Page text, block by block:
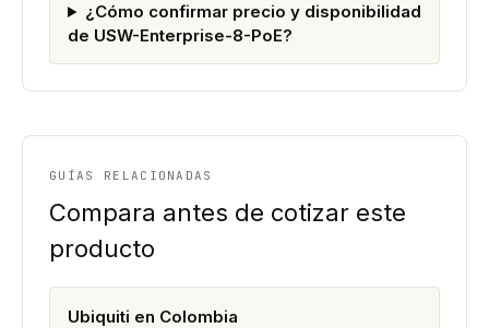
¿Cómo confirmar precio y disponibilidad
de USW-Enterprise-8-PoE?
GUÍAS RELACIONADAS
Compara antes de cotizar este
producto
Ubiquiti en Colombia